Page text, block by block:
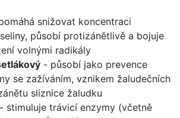
snižovat koncentraci
působí protizánětlivě a bojuje
volnými radikály
- působí jako prevence
se zažíváním, vznikem žaludečních
sliznice žaludku
- stimuluje trávicí enzymy (včetně